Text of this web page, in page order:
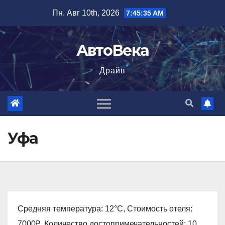
содержимому
Пн. Авг 10th, 2026 7:45:36 AM
АвтоВека
Драйв
Уфа
Средняя температура: 12°C, Стоимость отеля: